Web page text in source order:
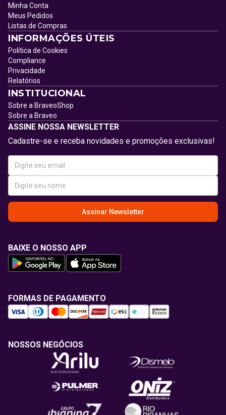
Minha Conta
Meus Pedidos
Listas de Compras
INFORMAÇÕES ÚTEIS
Política de Cookies
Compliance
Privacidade
Relatórios
INSTITUCIONAL
Sobre a BraveoShop
Sobre a Braveo
ASSINE NOSSA NEWSLETTER
Cadastre-se e receba novidades e promoções exclusivas!
Assinar Newsletter
BAIXE O NOSSO APP
FORMAS DE PAGAMENTO
NOSSOS NEGÓCIOS